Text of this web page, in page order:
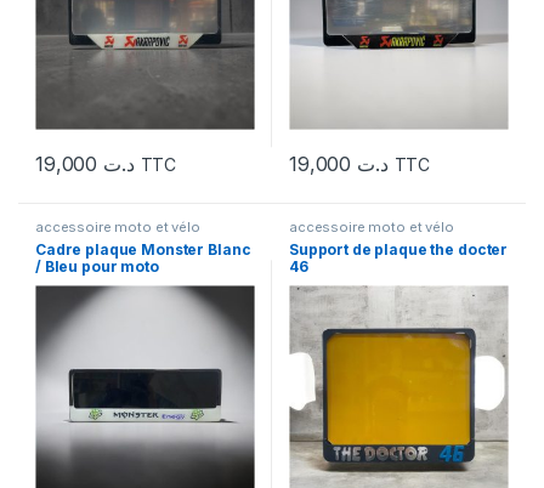
د.ت TTC د.ت TTC
accessoire moto et vélo
Cadre plaque Monster Blanc
/ Bleu pour moto
accessoire moto et vélo
Support de plaque the docter
46